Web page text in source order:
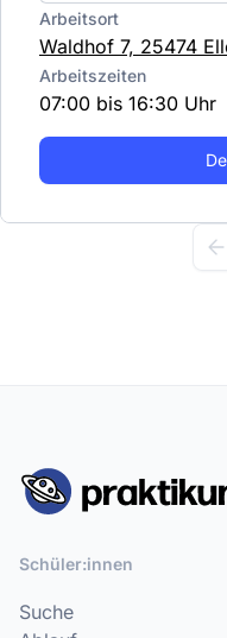
Arbeitsort
Waldhof 7, 25474
Arbeitszeiten
07:00 bis 16:30 Uhr
Schüler:innen
Suche